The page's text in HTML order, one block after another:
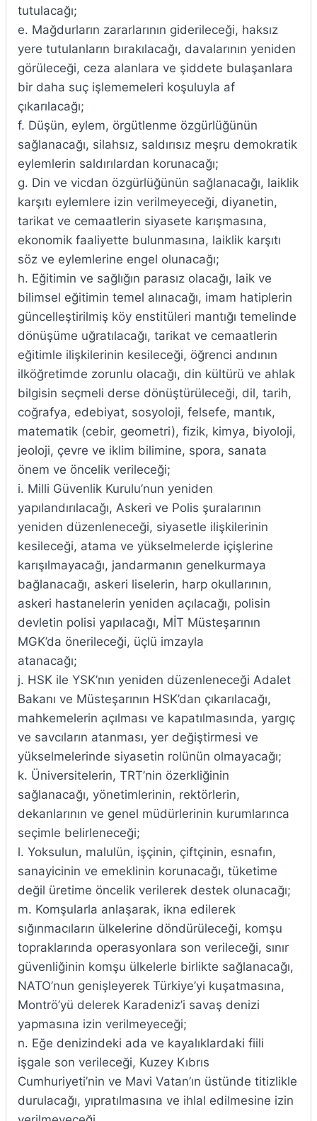
tutulacağı;
e. Mağdurların zararlarının giderileceği, haksız
yere tutulanların bırakılacağı, davalarının yeniden
görüleceği, ceza alanlara ve şiddete bulaşanlara
bir daha suç işlememeleri koşuluyla af
çıkarılacağı;
f. Düşün, eylem, örgütlenme özgürlüğünün
sağlanacağı, silahsız, saldırısız meşru demokratik
eylemlerin saldırılardan korunacağı;
g. Din ve vicdan özgürlüğünün sağlanacağı, laiklik
karşıtı eylemlere izin verilmeyeceği, diyanetin,
tarikat ve cemaatlerin siyasete karışmasına,
ekonomik faaliyette bulunmasına, laiklik karşıtı
söz ve eylemlerine engel olunacağı;
h. Eğitimin ve sağlığın parasız olacağı, laik ve
bilimsel eğitimin temel alınacağı, imam hatiplerin
güncelleştirilmiş köy enstitüleri mantığı temelinde
dönüşüme uğratılacağı, tarikat ve cemaatlerin
eğitimle ilişkilerinin kesileceği, öğrenci andının
ilköğretimde zorunlu olacağı, din kültürü ve ahlak
bilgisin seçmeli derse dönüştürüleceği, dil, tarih,
coğrafya, edebiyat, sosyoloji, felsefe, mantık,
matematik (cebir, geometri), fizik, kimya, biyoloji,
jeoloji, çevre ve iklim bilimine, spora, sanata
önem ve öncelik verileceği;
i. Milli Güvenlik Kurulu’nun yeniden
yapılandırılacağı, Askeri ve Polis şuralarının
yeniden düzenleneceği, siyasetle ilişkilerinin
kesileceği, atama ve yükselmelerde içişlerine
karışılmayacağı, jandarmanın genelkurmaya
bağlanacağı, askeri liselerin, harp okullarının,
askeri hastanelerin yeniden açılacağı, polisin
devletin polisi yapılacağı, MİT Müsteşarının
MGK’da önerileceği, üçlü imzayla
atanacağı;
j. HSK ile YSK’nın yeniden düzenleneceği Adalet
Bakanı ve Müsteşarının HSK’dan çıkarılacağı,
mahkemelerin açılması ve kapatılmasında, yargıç
ve savcıların atanması, yer değiştirmesi ve
yükselmelerinde siyasetin rolünün olmayacağı;
k. Üniversitelerin, TRT’nin özerkliğinin
sağlanacağı, yönetimlerinin, rektörlerin,
dekanlarının ve genel müdürlerinin kurumlarınca
seçimle belirleneceği;
l. Yoksulun, malulün, işçinin, çiftçinin, esnafın,
sanayicinin ve emeklinin korunacağı, tüketime
değil üretime öncelik verilerek destek olunacağı;
m. Komşularla anlaşarak, ikna edilerek
sığınmacıların ülkelerine döndürüleceği, komşu
topraklarında operasyonlara son verileceği, sınır
güvenliğinin komşu ülkelerle birlikte sağlanacağı,
NATO’nun genişleyerek Türkiye’yi kuşatmasına,
Montrö’yü delerek Karadeniz’i savaş denizi
yapmasına izin verilmeyeceği;
n. Eğe denizindeki ada ve kayalıklardaki fiili
işgale son verileceği, Kuzey Kıbrıs
Cumhuriyeti’nin ve Mavi Vatan’ın üstünde titizlikle
durulacağı, yıpratılmasına ve ihlal edilmesine izin